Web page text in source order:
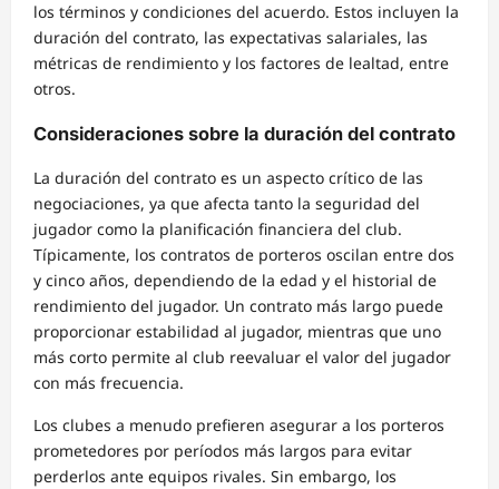
los términos y condiciones del acuerdo. Estos incluyen la
duración del contrato, las expectativas salariales, las
métricas de rendimiento y los factores de lealtad, entre
otros.
Consideraciones sobre la duración del contrato
La duración del contrato es un aspecto crítico de las
negociaciones, ya que afecta tanto la seguridad del
jugador como la planificación financiera del club.
Típicamente, los contratos de porteros oscilan entre dos
y cinco años, dependiendo de la edad y el historial de
rendimiento del jugador. Un contrato más largo puede
proporcionar estabilidad al jugador, mientras que uno
más corto permite al club reevaluar el valor del jugador
con más frecuencia.
Los clubes a menudo prefieren asegurar a los porteros
prometedores por períodos más largos para evitar
perderlos ante equipos rivales. Sin embargo, los